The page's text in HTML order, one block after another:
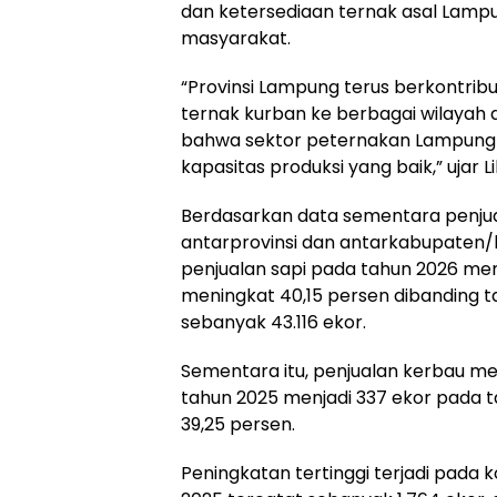
dan ketersediaan ternak asal
masyarakat.
“Provinsi Lampung terus
ternak kurban ke berbagai wilayah
bahwa sektor peternakan
kapasitas produksi yang baik,” ujar
Berdasarkan data sementara
antarprovinsi dan antarkabupaten/
penjualan sapi pada tahun 2026
meningkat 40,15 persen dibanding
sebanyak 43.116 ekor.
Sementara itu, penjualan kerbau
tahun 2025 menjadi 337 ekor pada
39,25 persen.
Peningkatan tertinggi terjadi pada